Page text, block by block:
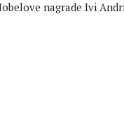
nagrade Ivi